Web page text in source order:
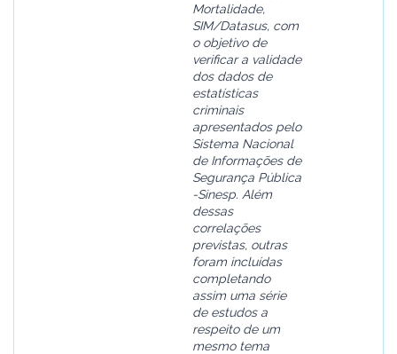
Mortalidade,
SIM/Datasus, com
o objetivo de
verificar a validade
dos dados de
estatísticas
criminais
apresentados pelo
Sistema Nacional
de Informações de
Segurança Pública
-Sinesp. Além
dessas
correlações
previstas, outras
foram incluídas
completando
assim uma série
de estudos a
respeito de um
mesmo tema